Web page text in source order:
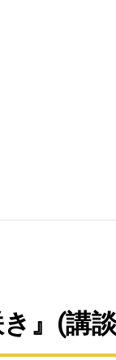
き』(講